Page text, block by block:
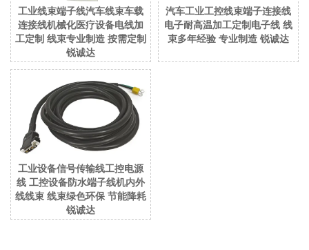
工业线束端子线汽车线束车载
连接线机械化医疗设备电线加
工定制 线束专业制造 按需定制
锐诚达
汽车工业工控线束端子连接线
电子耐高温加工定制电子线 线
束多年经验 专业制造 锐诚达
工业设备信号传输线工控电源
线 工控设备防水端子线机内外
线线束 线束绿色环保 节能降耗
锐诚达